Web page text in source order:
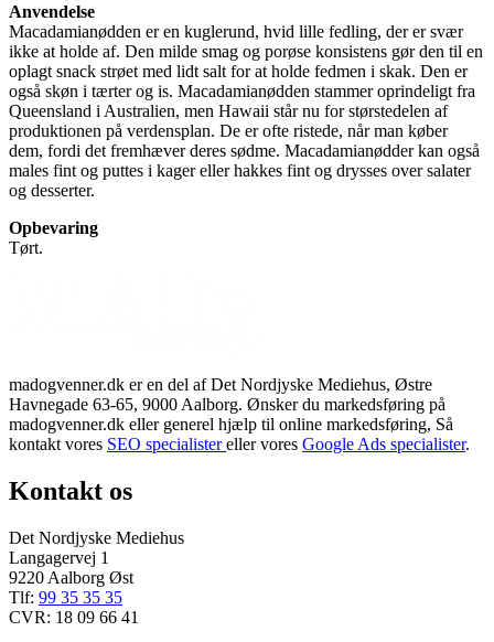
Anvendelse
Macadamianødden er en kuglerund, hvid lille fedling, der er svær
ikke at holde af. Den milde smag og porøse konsistens gør den til en
oplagt snack strøet med lidt salt for at holde fedmen i skak. Den er
også skøn i tærter og is. Macadamianødden stammer oprindeligt fra
Queensland i Australien, men Hawaii står nu for størstedelen af
produktionen på verdensplan. De er ofte ristede, når man køber
dem, fordi det fremhæver deres sødme. Macadamianødder kan også
males fint og puttes i kager eller hakkes fint og drysses over salater
og desserter.
Opbevaring
Tørt.
madogvenner.dk er en del af Det Nordjyske Mediehus, Østre
Havnegade 63-65, 9000 Aalborg. Ønsker du markedsføring på
madogvenner.dk eller generel hjælp til online markedsføring, Så
kontakt vores SEO specialistereller vores Google Ads specialister.
Kontakt os
Det Nordjyske Mediehus
Langagervej 1
9220 Aalborg Øst
Tlf: 99 35 35 35
CVR: 18 09 66 41